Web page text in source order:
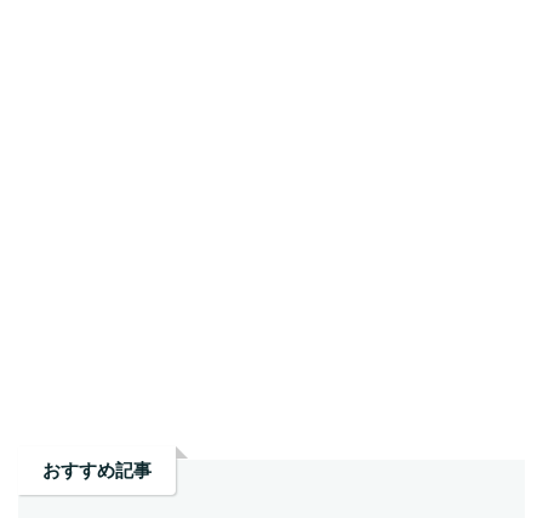
おすすめ記事